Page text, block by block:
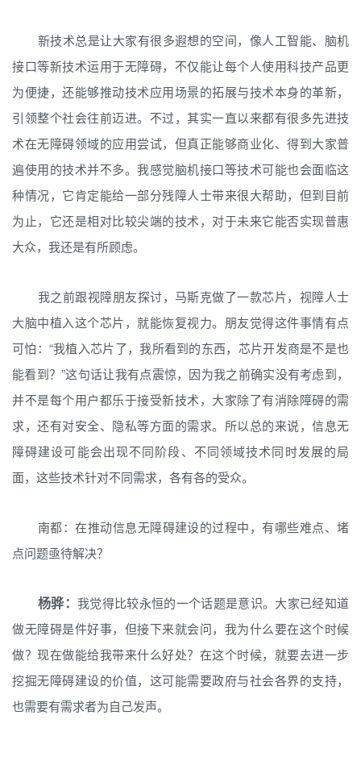
新技术总是让大家有很多遐想的空间，像人工智能、脑机
接口等新技术运用于无障碍，不仅能让每个人使用科技产品更
为便捷，还能够推动技术应用场景的拓展与技术本身的革新，
引领整个社会往前迈进。不过，其实一直以来都有很多先进技
术在无障碍领域的应用尝试，但真正能够商业化、得到大家普
遍使用的技术并不多。我感觉脑机接口等技术可能也会面临这
种情况，它肯定能给一部分残障人士带来很大帮助，但到目前
为止，它还是相对比较尖端的技术，对于未来它能否实现普惠
大众，我还是有所顾虑。
我之前跟视障朋友探讨，马斯克做了一款芯片，视障人士
大脑中植入这个芯片，就能恢复视力。朋友觉得这件事情有点
可怕：“我植入芯片了，我所看到的东西，芯片开发商是不是也
能看到？”这句话让我有点震惊，因为我之前确实没有考虑到，
并不是每个用户都乐于接受新技术，大家除了有消除障碍的需
求，还有对安全、隐私等方面的需求。所以总的来说，信息无
障碍建设可能会出现不同阶段、不同领域技术同时发展的局
面，这些技术针对不同需求，各有各的受众。
南都：在推动信息无障碍建设的过程中，有哪些难点、堵
点问题亟待解决？
杨骅： 我觉得比较永恒的一个话题是意识。大家已经知道
做无障碍是件好事，但接下来就会问，我为什么要在这个时候
做？现在做能给我带来什么好处？在这个时候，就要去进一步
挖掘无障碍建设的价值，这可能需要政府与社会各界的支持，
也需要有需求者为自己发声。